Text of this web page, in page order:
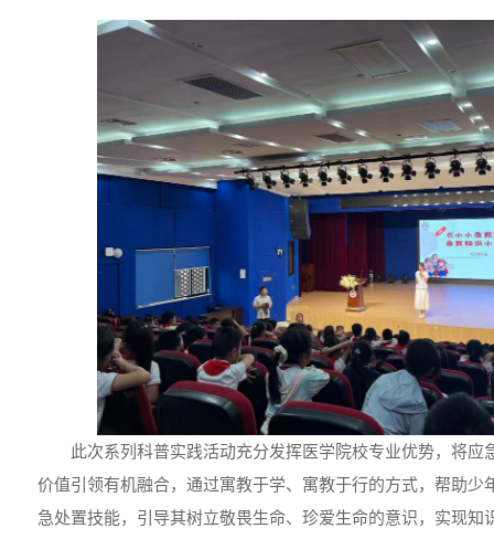
此次系列科普实践活动充分发挥医学院校专业优势，将应
价值引领有机融合，通过寓教于学、寓教于行的方式，帮助少
急处置技能，引导其树立敬畏生命、珍爱生命的意识，实现知